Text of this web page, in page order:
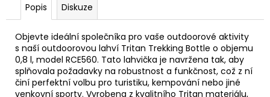
Popis Diskuze
Objevte ideální společníka pro vaše outdoorové aktivity
s naší outdoorovou lahví Tritan Trekking Bottle o objemu
0,8 l, model RCE560. Tato lahvička je navržena tak, aby
splňovala požadavky na robustnost a funkčnost, což z ní
činí perfektní volbu pro turistiku, kempování nebo jiné
venkovní sporty. Vyrobena z kvalitního Tritan materiálu,